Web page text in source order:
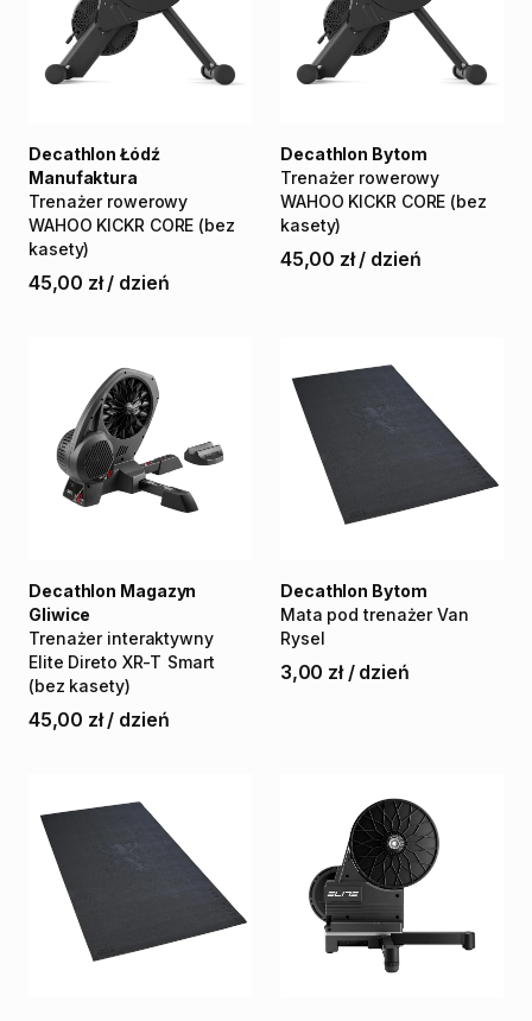
Trenażer rowerowy
WAHOO KICKR CORE (bez
kasety)
Decathlon Łódź
Manufaktura
45,00 zł / dzień
Trenażer rowerowy
WAHOO KICKR CORE (bez
kasety)
Decathlon Bytom
45,00 zł / dzień
Trenażer interaktywny
Elite Direto XR-T Smart
(bez kasety)
Decathlon Magazyn
Gliwice
45,00 zł / dzień
Mata pod trenażer Van
Rysel
Decathlon Bytom
3,00 zł / dzień